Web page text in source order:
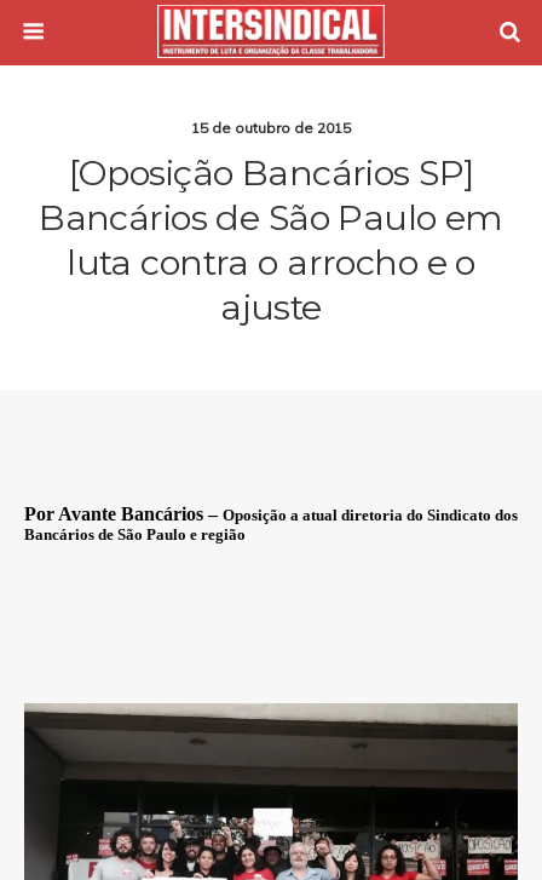
15 de outubro de 2015
[Oposição Bancários SP]
Bancários de São Paulo em
luta contra o arrocho e o
ajuste
Por Avante Bancários – Oposição a atual diretoria do Sindicato dos
Bancários de São Paulo e região